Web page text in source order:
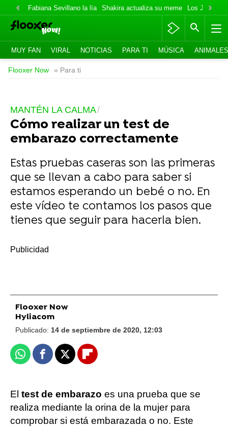
Fabiana Sevillano la lía Shakira actualiza su meme Los Jonas
MUY FAN VIRAL NOTICIAS PARA TI MÚSICA ANIMALES
Flooxer Now » Para ti
MANTÉN LA CALMA
Cómo realizar un test de
embarazo correctamente
Estas pruebas caseras son las primeras
que se llevan a cabo para saber si
estamos esperando un bebé o no. En
este vídeo te contamos los pasos que
tienes que seguir para hacerla bien.
Flooxer Now
Hyliacom
Publicado: 14 de septiembre de 2020, 12:03
WhatsappFacebook
X Flipboard
El test de embarazo es una prueba que se
realiza mediante la orina de la mujer para
comprobar si está embarazada o no. Este